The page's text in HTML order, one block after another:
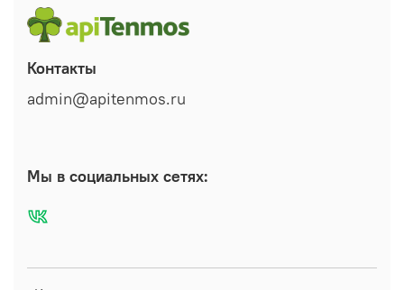
Контакты
admin@apitenmos.ru
Мы в социальных сетях: